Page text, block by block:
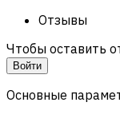
Отзывы
Чтобы оставить
Войти
Основные